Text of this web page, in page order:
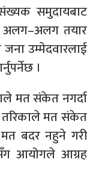
समुदायबाट
अलग–अलग तयार
उम्मेदवारलाई
।
मत संकेत नगर्दा
तरिकाले मत संकेत
बदर नहुने गरी
आयोगले आग्रह